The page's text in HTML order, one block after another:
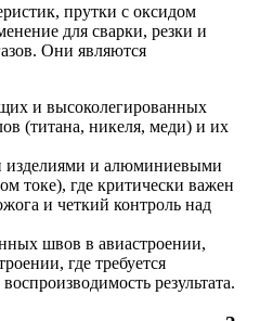
прутки с оксидом
для сварки, резки и
Они являются
и высоколегированных
(титана, никеля, меди) и их
изделиями и алюминиевыми
токе), где критически важен
и четкий контроль над
швов в авиастроении,
где требуется
результата.